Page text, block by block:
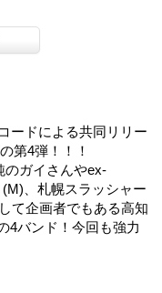
ードによる共同リリー
第4弾！！！
のガイさんやex-
、札幌スラッシャー
て企画者でもある高知
4バンド！今回も強力